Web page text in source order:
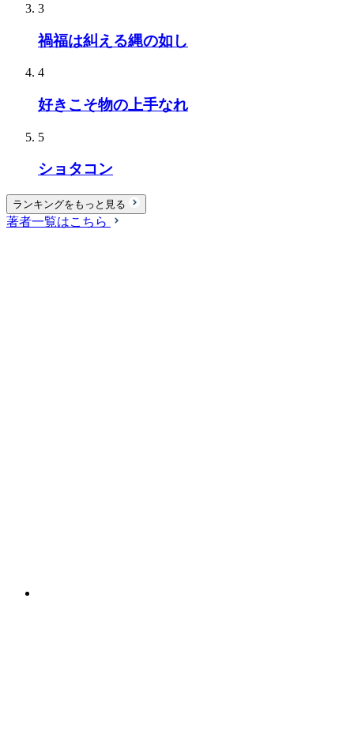
3
禍福は糾える縄の如し
4
好きこそ物の上手なれ
5
ショタコン
ランキングをもっと見る
著者一覧はこちら